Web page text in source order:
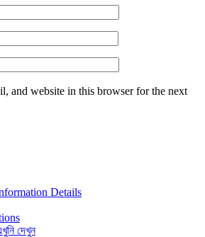
and website in this browser for the next
Details
দেখুন